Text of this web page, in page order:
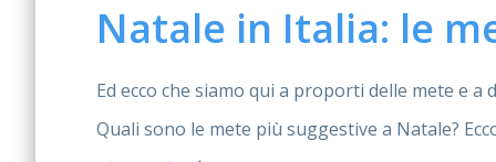
Natale in Italia: le
Ed ecco che siamo qui a proporti delle mete e
Quali sono le mete più suggestive a Natale?